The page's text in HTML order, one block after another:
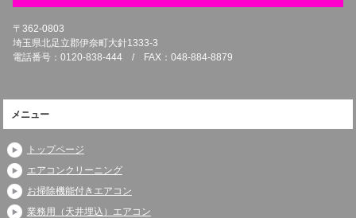
〒362-0803
埼玉県北足立郡伊奈町大針1333-3
電話番号：0120-838-444 / FAX：048-884-8879
メニュー
トップページ
エアコンクリーニング
お掃除機能付きエアコン
業務用（天井埋込）エアコン